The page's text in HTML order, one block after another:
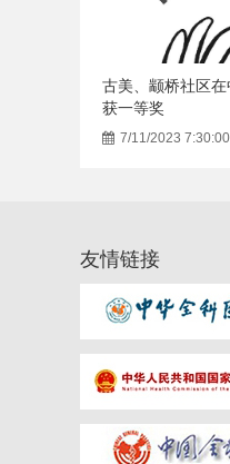
古美、颛桥社区
获一等奖
7/11/2023
友情链接